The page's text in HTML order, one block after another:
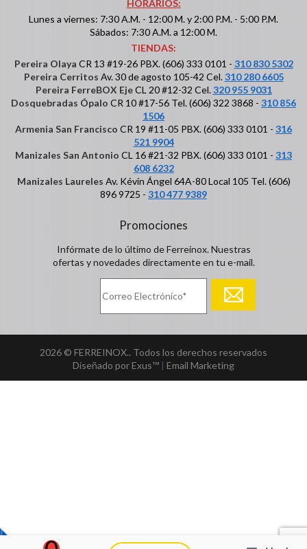
HORARIOS:
Lunes a viernes: 7:30 A.M. - 12:00 M. y 2:00 P.M. - 5:00 P.M.
Sábados: 7:30 A.M. a 12:00 M.
TIENDAS:
Pereira Olaya CR 13 #19-26 PBX. (606) 333 0101 - 310 830 5302
Pereira Cerritos Av. 30 de agosto 105-42 Cel.310 280 6605
Pereira FerreBOX EjeCL 20 #12-32 Cel.320 955 9031
Dosquebradas Ópalo CR 10 #17-56 Tel. (606) 322 3868 - 310 856
1506
Armenia San Francisco CR 19 #11-05 PBX. (606) 333 0101 - 316
521 9904
Manizales San Antonio CL 16 #21-32 PBX. (606) 333 0101 - 313
608 6232
Manizales Laureles Av. Kévin Ángel 64A-80 Local 105 Tel. (606)
896 9725 - 310 477 9389
Promociones
Infórmate de lo último de Ferreinox. Nuestras
ofertas y novedades directamente en tu e-mail.
2026 © FERREINOX.. Todos los derechos reservados
Diseñado por Exus™ | Email Marketing